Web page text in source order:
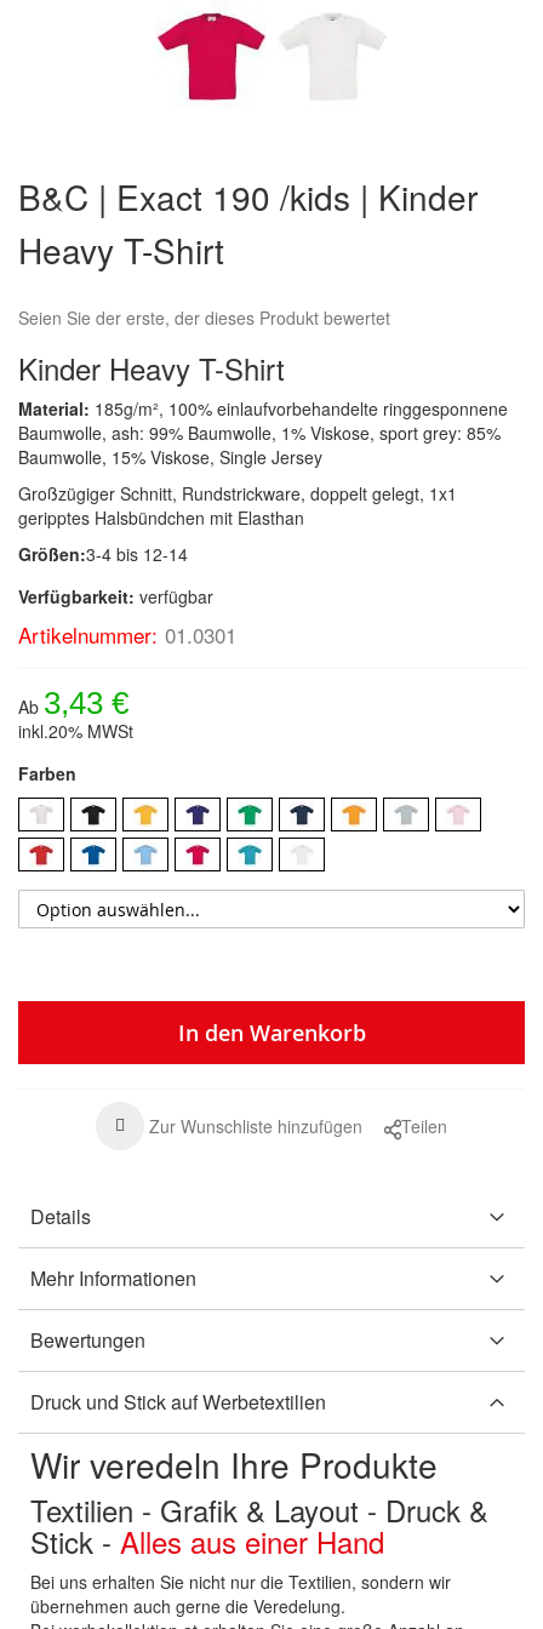
der
Bildergalerie
springen
B&C | Exact 190 /kids | Kinder
Heavy T-Shirt
Seien Sie der erste, der dieses Produkt bewertet
Kinder Heavy T-Shirt
Material: 185g/m², 100% einlaufvorbehandelte ringgesponnene
Baumwolle, ash: 99% Baumwolle, 1% Viskose, sport grey: 85%
Baumwolle, 15% Viskose, Single Jersey
Großzügiger Schnitt, Rundstrickware, doppelt gelegt, 1x1
geripptes Halsbündchen mit Elasthan
Größen:3-4 bis 12-14
Verfügbarkeit: verfügbar
Artikelnummer: 01.0301
Ab 3,43 €
inkl.20% MWSt
Farben
In den Warenkorb
Zur Wunschliste hinzufügen Teilen
Details
Mehr Informationen
Bewertungen
Druck und Stick auf Werbetextilien
Wir veredeln Ihre Produkte
Textilien - Grafik & Layout - Druck &
Stick - Alles aus einer Hand
Bei uns erhalten Sie nicht nur die Textilien, sondern wir
übernehmen auch gerne die Veredelung.